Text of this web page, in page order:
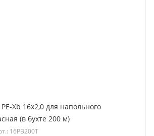
Xb 16х2,0 для напольного
(в бухте 200 м)
16PB200T